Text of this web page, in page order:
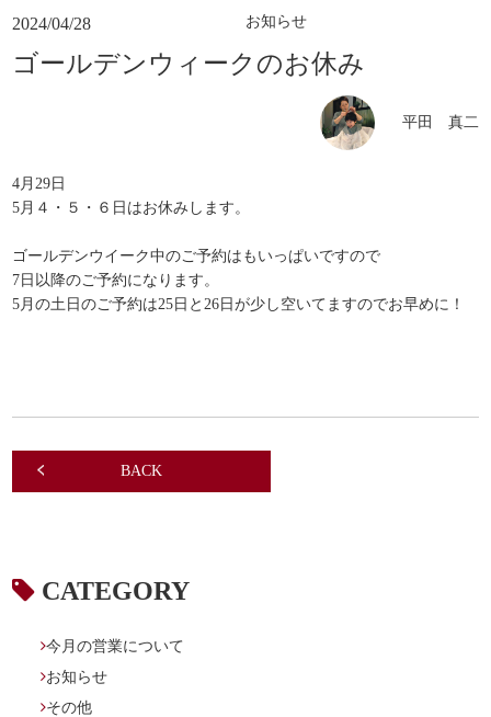
2024/04/28 お知らせ
ゴールデンウィークのお休み
平田 真二
4月29日
5月４・５・６日はお休みします。
ゴールデンウイーク中のご予約はもいっぱいですので
7日以降のご予約になります。
5月の土日のご予約は25日と26日が少し空いてますのでお早めに！
BACK
 CATEGORY
今月の営業について
お知らせ
その他